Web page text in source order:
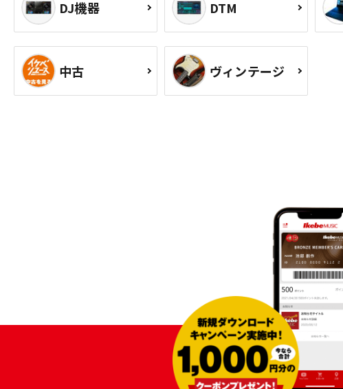
DJ機器 DTM
中古 ヴィンテージ